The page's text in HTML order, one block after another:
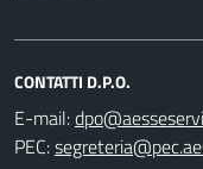
CONTATTI D.P.O.
E-mail:
PEC: